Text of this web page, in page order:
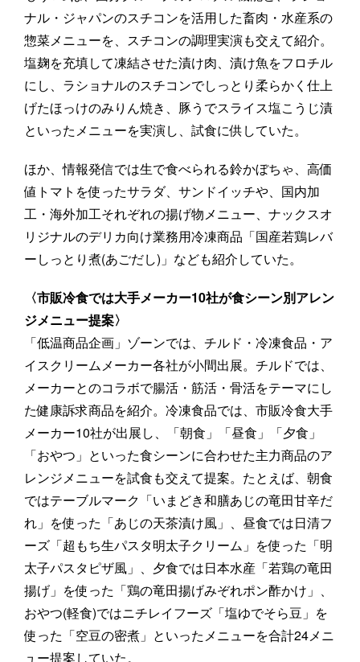
ナル・ジャパンのスチコンを活用した畜肉・水産系の
惣菜メニューを、スチコンの調理実演も交えて紹介。
塩麹を充填して凍結させた漬け肉、漬け魚をフロチル
にし、ラショナルのスチコンでしっとり柔らかく仕上
げたほっけのみりん焼き、豚うでスライス塩こうじ漬
といったメニューを実演し、試食に供していた。
ほか、情報発信では生で食べられる鈴かぼちゃ、高価
値トマトを使ったサラダ、サンドイッチや、国内加
工・海外加工それぞれの揚げ物メニュー、ナックスオ
リジナルのデリカ向け業務用冷凍商品「国産若鶏レバ
ーしっとり煮(あごだし)」なども紹介していた。
〈市販冷食では大手メーカー10社が食シーン別アレン
ジメニュー提案〉
「低温商品企画」ゾーンでは、チルド・冷凍食品・ア
イスクリームメーカー各社が小間出展。チルドでは、
メーカーとのコラボで腸活・筋活・骨活をテーマにし
た健康訴求商品を紹介。冷凍食品では、市販冷食大手
メーカー10社が出展し、「朝食」「昼食」「夕食」
「おやつ」といった食シーンに合わせた主力商品のア
レンジメニューを試食も交えて提案。たとえば、朝食
ではテーブルマーク「いまどき和膳あじの竜田甘辛だ
れ」を使った「あじの天茶漬け風」、昼食では日清フ
ーズ「超もち生パスタ明太子クリーム」を使った「明
太子パスタピザ風」、夕食では日本水産「若鶏の竜田
揚げ」を使った「鶏の竜田揚げみぞれポン酢かけ」、
おやつ(軽食)ではニチレイフーズ「塩ゆでそら豆」を
使った「空豆の密煮」といったメニューを合計24メニ
ュー提案していた。